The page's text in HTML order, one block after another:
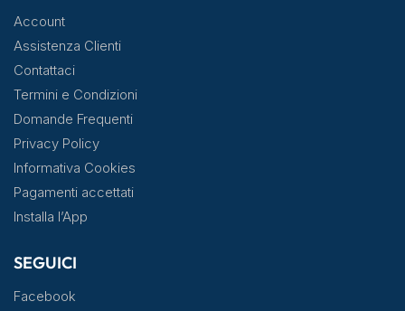
Account
Assistenza Clienti
Contattaci
Termini e Condizioni
Domande Frequenti
Privacy Policy
Informativa Cookies
Pagamenti accettati
Installa l’App
SEGUICI
Facebook